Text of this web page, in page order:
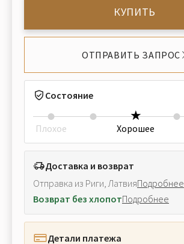
КУПИТЬ
ОТПРАВИТЬ ЗАПРОС
Состояние
Плохое Хорошее
Доставка и возврат
Отправка из Риги, ЛатвияПодробнее
Возврат без хлопотПодробнее
Детали платежа